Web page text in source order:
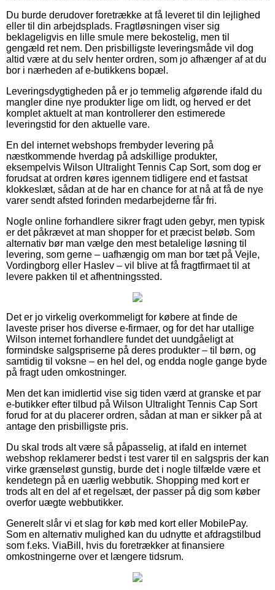
Du burde derudover foretrække at få leveret til din lejlighed
eller til din arbejdsplads. Fragtløsningen viser sig
beklageligvis en lille smule mere bekostelig, men til
gengæld ret nem. Den prisbilligste leveringsmåde vil dog
altid være at du selv henter ordren, som jo afhænger af at du
bor i nærheden af e-butikkens bopæl.
Leveringsdygtigheden på er jo temmelig afgørende ifald du
mangler dine nye produkter lige om lidt, og herved er det
komplet aktuelt at man kontrollerer den estimerede
leveringstid for den aktuelle vare.
En del internet webshops frembyder levering på
næstkommende hverdag på adskillige produkter,
eksempelvis Wilson Ultralight Tennis Cap Sort, som dog er
forudsat at ordren køres igennem tidligere end et fastsat
klokkeslæt, sådan at de har en chance for at nå at få de nye
varer sendt afsted forinden medarbejderne får fri.
Nogle online forhandlere sikrer fragt uden gebyr, men typisk
er det påkrævet at man shopper for et præcist beløb. Som
alternativ bør man vælge den mest betalelige løsning til
levering, som gerne – uafhængig om man bor tæt på Vejle,
Vordingborg eller Haslev – vil blive at få fragtfirmaet til at
levere pakken til et afhentningssted.
Det er jo virkelig overkommeligt for købere at finde de
laveste priser hos diverse e-firmaer, og for det har utallige
Wilson internet forhandlere fundet det uundgåeligt at
formindske salgspriserne på deres produkter – til børn, og
samtidig til voksne – en hel del, og endda nogle gange byde
på fragt uden omkostninger.
Men det kan imidlertid vise sig tiden værd at granske et par
e-butikker efter tilbud på Wilson Ultralight Tennis Cap Sort
forud for at du placerer ordren, sådan at man er sikker på at
antage den prisbilligste pris.
Du skal trods alt være så påpasselig, at ifald en internet
webshop reklamerer bedst i test varer til en salgspris der kan
virke grænseløst gunstig, burde det i nogle tilfælde være et
kendetegn på en uærlig webbutik. Shopping med kort er
trods alt en del af et regelsæt, der passer på dig som køber
overfor uægte webbutikker.
Generelt slår vi et slag for køb med kort eller MobilePay.
Som en alternativ mulighed kan du udnytte et afdragstilbud
som f.eks. ViaBill, hvis du foretrækker at finansiere
omkostningerne over et længere tidsrum.